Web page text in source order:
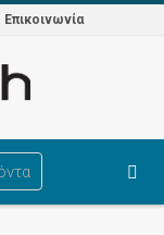
Επικοινωνία